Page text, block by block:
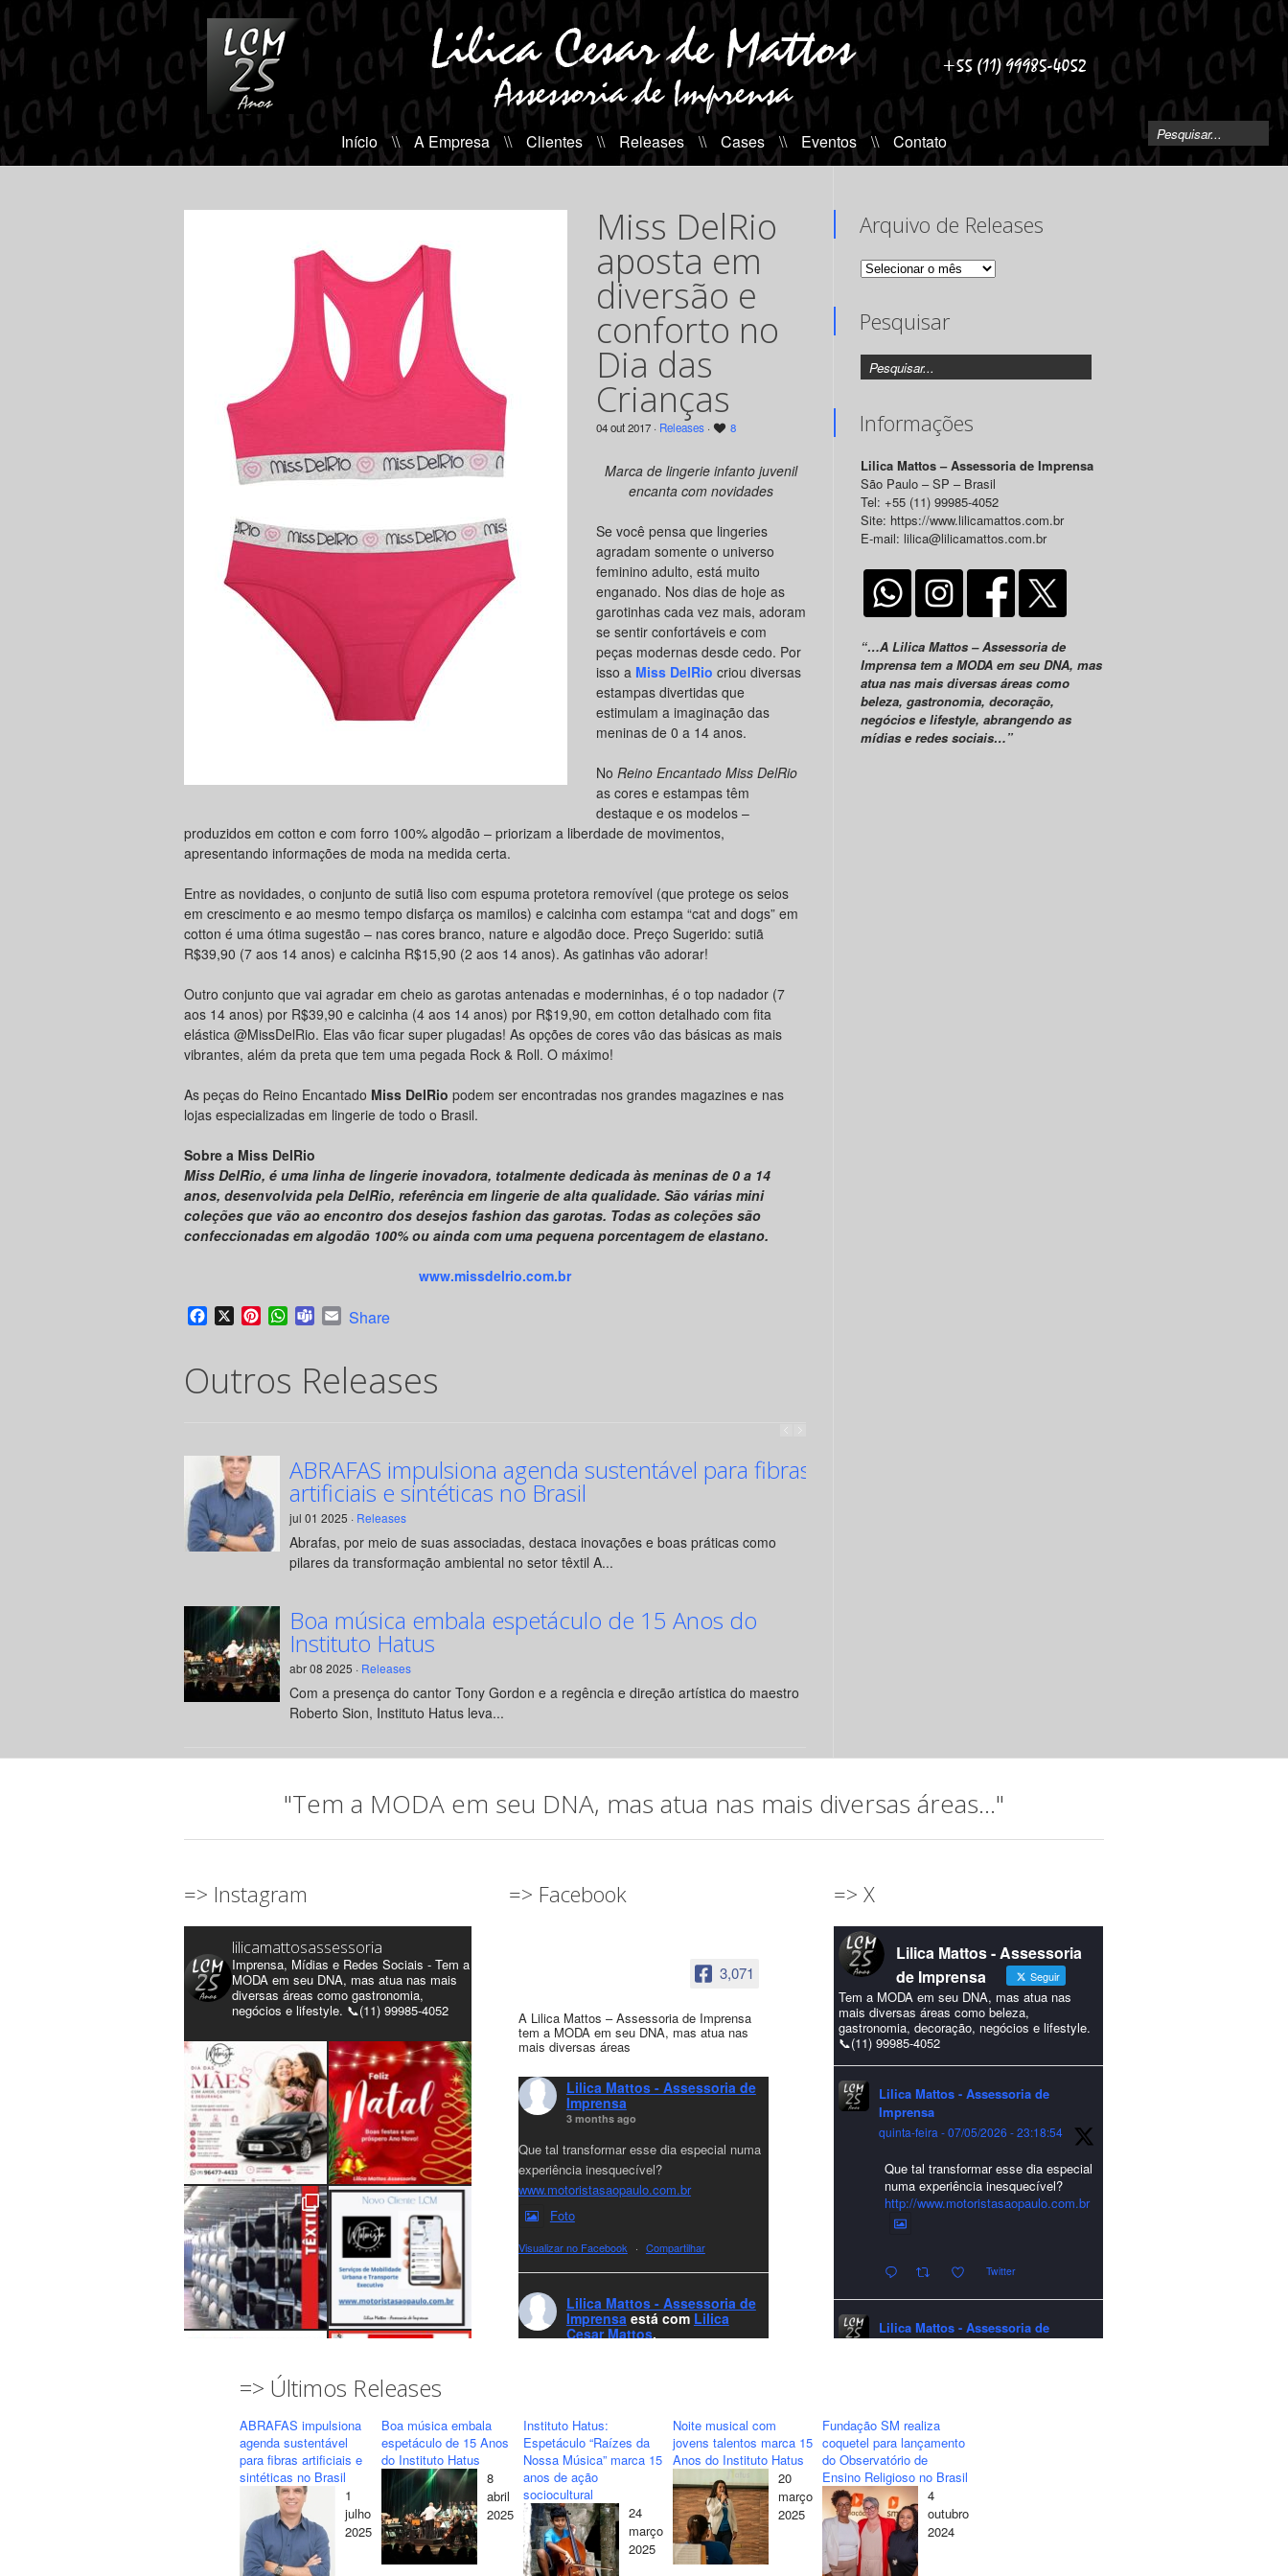
Início \\ A Empresa \\ Clientes \\ Releases \\ Cases \\ Eventos \\ Contato
Miss DelRio
aposta em
diversão e
conforto no
Dia das
Crianças
04 out 2017 · Releases · 8
Marca de lingerie infanto juvenil
encanta com novidades
Se você pensa que lingeries
agradam somente o universo
feminino adulto, está muito
enganado. Nos dias de hoje as
garotinhas cada vez mais, adoram
se sentir confortáveis e com
peças modernas desde cedo. Por
isso a Miss DelRio criou diversas
estampas divertidas que
estimulam a imaginação das
meninas de 0 a 14 anos.
No Reino Encantado Miss DelRio
as cores e estampas têm
destaque e os modelos –
produzidos em cotton e com forro 100% algodão – priorizam a liberdade de movimentos,
apresentando informações de moda na medida certa.
Entre as novidades, o conjunto de sutiã liso com espuma protetora removível (que protege os seios
em crescimento e ao mesmo tempo disfarça os mamilos) e calcinha com estampa “cat and dogs” em
cotton é uma ótima sugestão – nas cores branco, nature e algodão doce. Preço Sugerido: sutiã
R$39,90 (7 aos 14 anos) e calcinha R$15,90 (2 aos 14 anos). As gatinhas vão adorar!
Outro conjunto que vai agradar em cheio as garotas antenadas e moderninhas, é o top nadador (7
aos 14 anos) por R$39,90 e calcinha (4 aos 14 anos) por R$19,90, em cotton detalhado com fita
elástica @MissDelRio. Elas vão ficar super plugadas! As opções de cores vão das básicas as mais
vibrantes, além da preta que tem uma pegada Rock & Roll. O máximo!
As peças do Reino Encantado Miss DelRio podem ser encontradas nos grandes magazines e nas
lojas especializadas em lingerie de todo o Brasil.
Sobre a Miss DelRio
Miss DelRio, é uma linha de lingerie inovadora, totalmente dedicada às meninas de 0 a 14
anos, desenvolvida pela DelRio, referência em lingerie de alta qualidade. São várias mini
coleções que vão ao encontro dos desejos fashion das garotas. Todas as coleções são
confeccionadas em algodão 100% ou ainda com uma pequena porcentagem de elastano.
www.missdelrio.com.br
Facebook
X PinterestWhatsApp
TeamsEmail
Share
Outros Releases
ABRAFAS impulsiona agenda sustentável para fibras
artificiais e sintéticas no Brasil
jul 01 2025 · Releases
Abrafas, por meio de suas associadas, destaca inovações e boas práticas como
pilares da transformação ambiental no setor têxtil A...
Boa música embala espetáculo de 15 Anos do
Instituto Hatus
abr 08 2025 · Releases
Com a presença do cantor Tony Gordon e a regência e direção artística do maestro
Roberto Sion, Instituto Hatus leva...
Arquivo de Releases
Arquivo
Pesquisar
Informações
Lilica Mattos – Assessoria de Imprensa
São Paulo – SP – Brasil
Tel: +55 (11) 99985-4052
Site: https://www.lilicamattos.com.br
E-mail: lilica@lilicamattos.com.br
“…A Lilica Mattos – Assessoria de
Imprensa tem a MODA em seu DNA, mas
atua nas mais diversas áreas como
beleza, gastronomia, decoração,
negócios e lifestyle, abrangendo as
mídias e redes sociais…”
"Tem a MODA em seu DNA, mas atua nas mais diversas áreas..."
=> Instagram
lilicamattosassessoria
Imprensa, Mídias e Redes Sociais - Tem a
MODA em seu DNA, mas atua nas mais
diversas áreas como gastronomia,
negócios e lifestyle. 📞(11) 99985-4052
Carregar mais... Seguir
=> Facebook
3,071
A Lilica Mattos – Assessoria de Imprensa
tem a MODA em seu DNA, mas atua nas
mais diversas áreas
Lilica Mattos - Assessoria de
Imprensa
3 months ago
Que tal transformar esse dia especial numa
experiência inesquecível?
www.motoristasaopaulo.com.br
Foto
Visualizar no Facebook · Compartilhar
Lilica Mattos - Assessoria de
Imprensa está com Lilica
Cesar Mattos.
realizações para todos clientes, jornalistas e
amigos que sempre nos acompanham!🎄✨
🥂❤️
#lcmassessoria
#natal
#merrychristmas #felizanonovo
#HappyNewYear
Foto
=> X
Lilica Mattos - Assessoria
de Imprensa
Seguir
Tem a MODA em seu DNA, mas atua nas
mais diversas áreas como beleza,
gastronomia, decoração, negócios e lifestyle.
📞(11) 99985-4052
Lilica Mattos - Assessoria de
Imprensa
quinta-feira - 07/05/2026 - 23:18:54
Que tal transformar esse dia especial
numa experiência inesquecível?
http://www.motoristasaopaulo.com.br
Twitter
Lilica Mattos - Assessoria de
excelente Natal e um 2026 repleto de
conquistas e realizações para todos
clientes, jornalistas e amigos que
sempre nos acompanham!🎄✨🥂❤️
#lcmassessoria
#merrychristmas
#happynewyear
=> Últimos Releases
ABRAFAS impulsiona
agenda sustentável
para fibras artificiais e
sintéticas no Brasil
1
julho
2025
Boa música embala
espetáculo de 15 Anos
do Instituto Hatus
8
abril
2025
Instituto Hatus:
Espetáculo “Raízes da
Nossa Música” marca 15
anos de ação
sociocultural
24
março
2025
Noite musical com
jovens talentos marca 15
Anos do Instituto Hatus
20
março
2025
Fundação SM realiza
coquetel para lançamento
do Observatório de
Ensino Religioso no Brasil
4
outubro
2024